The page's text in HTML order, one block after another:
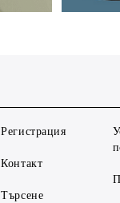
Регистрация
Контакт
Търсене